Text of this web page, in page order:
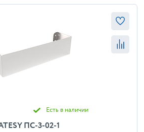
Есть в наличии
ПС-3-02-1